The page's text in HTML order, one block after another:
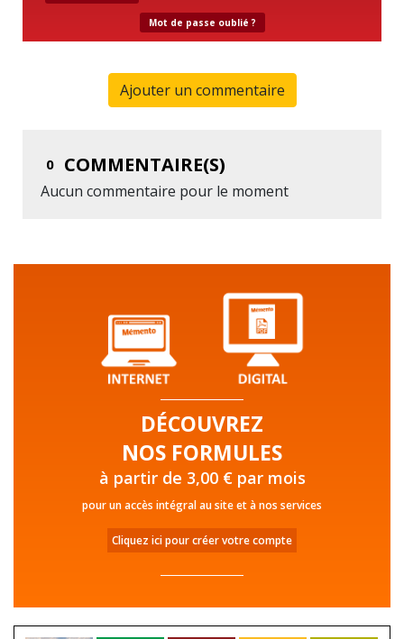
Mot de passe oublié ?
Ajouter un commentaire
0 COMMENTAIRE(S)
Aucun commentaire pour le moment
DÉCOUVREZ
NOS FORMULES
à partir de 3,00 € par mois
pour un accès intégral au site et à nos services
Cliquez ici pour créer votre compte